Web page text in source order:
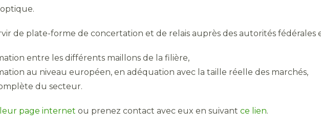
de plate-forme de concertation et de relais auprès des autorités
entre les différents maillons de la filière,
au niveau européen, en adéquation avec la taille réelle des marchés,
du secteur.
leur page internet ou prenez contact avec eux en suivant ce lien.